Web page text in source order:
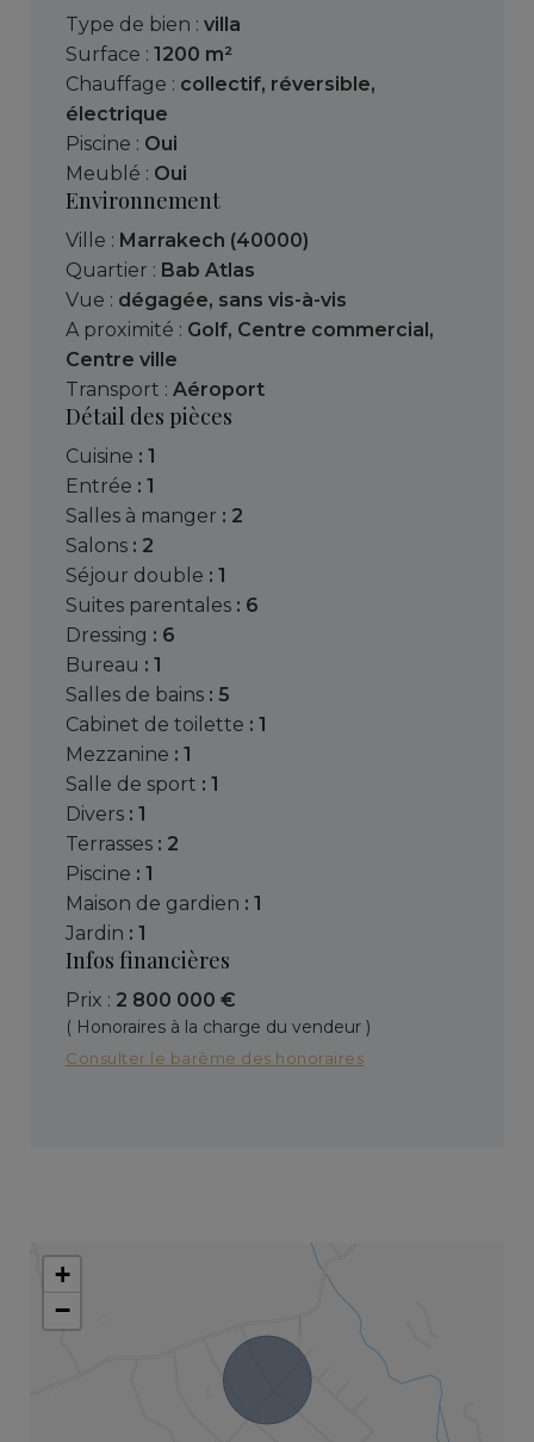
Type de bien : villa
Surface : 1200 m²
Chauffage : collectif, réversible,
électrique
Piscine : Oui
Meublé : Oui
Environnement
Ville : Marrakech (40000)
Quartier : Bab Atlas
Vue : dégagée, sans vis-à-vis
A proximité : Golf, Centre commercial,
Centre ville
Transport : Aéroport
Détail des pièces
cuisine : 1
entrée : 1
salles à manger : 2
salons : 2
séjour double : 1
suites parentales : 6
dressing : 6
bureau : 1
salles de bains : 5
cabinet de toilette : 1
mezzanine : 1
salle de sport : 1
divers : 1
terrasses : 2
piscine : 1
maison de gardien : 1
jardin : 1
Infos financières
Prix : 2 800 000 €
( Honoraires à la charge du vendeur )
Consulter le barème des honoraires
+
−